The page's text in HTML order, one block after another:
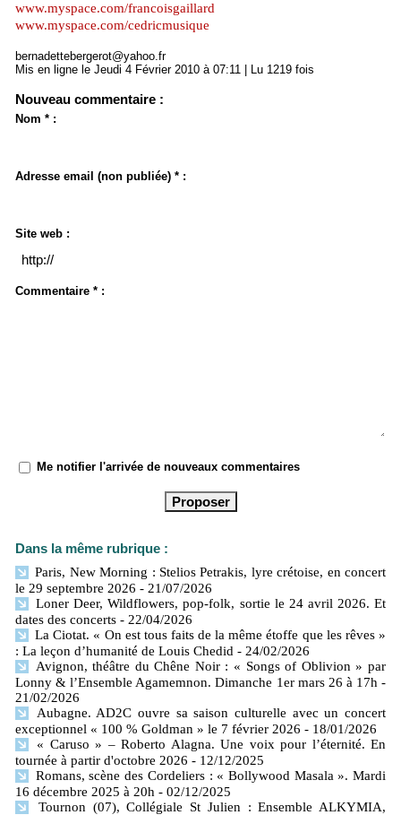
www.myspace.com/francoisgaillard
www.myspace.com/cedricmusique
bernadettebergerot@yahoo.fr
Mis en ligne le Jeudi 4 Février 2010 à 07:11 | Lu 1219 fois
Nouveau commentaire :
Nom * :
Adresse email (non publiée) * :
Site web :
Commentaire * :
Me notifier l'arrivée de nouveaux commentaires
Dans la même rubrique :
Paris, New Morning : Stelios Petrakis, lyre crétoise, en concert
le 29 septembre 2026 - 21/07/2026
Loner Deer, Wildflowers, pop-folk, sortie le 24 avril 2026. Et
dates des concerts - 22/04/2026
La Ciotat. « On est tous faits de la même étoffe que les rêves »
: La leçon d’humanité de Louis Chedid - 24/02/2026
Avignon, théâtre du Chêne Noir : « Songs of Oblivion » par
Lonny & l’Ensemble Agamemnon. Dimanche 1er mars 26 à 17h -
21/02/2026
Aubagne. AD2C ouvre sa saison culturelle avec un concert
exceptionnel « 100 % Goldman » le 7 février 2026 - 18/01/2026
« Caruso » – Roberto Alagna. Une voix pour l’éternité. En
tournée à partir d'octobre 2026 - 12/12/2025
Romans, scène des Cordeliers : « Bollywood Masala ». Mardi
16 décembre 2025 à 20h - 02/12/2025
Tournon (07), Collégiale St Julien : Ensemble ALKYMIA,